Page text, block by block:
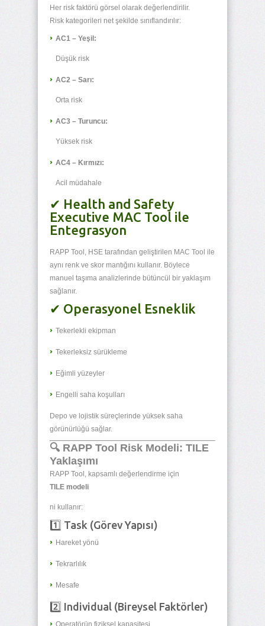
Her risk faktörü görsel olarak değerlendirilir.
Risk kategorileri net şekilde sınıflandırılır:
AC1 – Yeşil:
Düşük risk
AC2 – Sarı:
Orta risk
AC3 – Turuncu:
Yüksek risk
AC4 – Kırmızı:
Acil müdahale
✔ Health and Safety
Executive MAC Tool ile
Entegrasyon
RAPP Tool, HSE tarafından geliştirilen MAC Tool ile
aynı renk ve skor mantığını kullanır. Böylece
manuel taşıma analizlerinde bütüncül bir yaklaşım
sağlanır.
✔ Operasyonel Esneklik
Tekerlekli ekipman
Tekerleksiz sürükleme
Eğimli yüzeyler
Engelli saha koşulları
Depo ve lojistik süreçlerinde yüksek saha
görünürlüğü sağlar.
🔍 RAPP Tool Risk Modeli: TILE
Yaklaşımı
RAPP Tool, kapsamlı değerlendirme için
TILE modeli
ni kullanır:
1️⃣ Task (Görev Yapısı)
Hareket yönü
Tekrarlılık
Mesafe
2️⃣ Individual (Bireysel Faktörler)
Operatörün fiziksel kapasitesi